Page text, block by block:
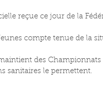
reçue ce jour de la
compte tenue de la
des Championnats
sanitaires le permettent.